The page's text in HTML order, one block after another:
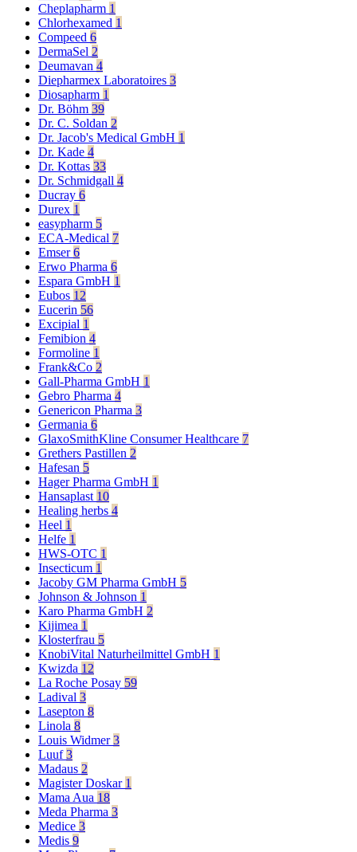
Cheplapharm 1
Chlorhexamed 1
Compeed 6
DermaSel 2
Deumavan 4
Diepharmex Laboratoires 3
Diosapharm 1
Dr. Böhm 39
Dr. C. Soldan 2
Dr. Jacob's Medical GmbH 1
Dr. Kade 4
Dr. Kottas 33
Dr. Schmidgall 4
Ducray 6
Durex 1
easypharm 5
ECA-Medical 7
Emser6
Erwo Pharma 6
Espara GmbH 1
Eubos 12
Eucerin 56
Excipial 1
Femibion 4
Formoline 1
Frank&Co 2
Gall-Pharma GmbH 1
Gebro Pharma 4
Genericon Pharma 3
Germania 6
GlaxoSmithKline Consumer Healthcare 7
Grethers Pastillen 2
Hafesan 5
Hager Pharma GmbH 1
Hansaplast 10
Healing herbs 4
Heel 1
Helfe 1
HWS-OTC 1
Insecticum 1
Jacoby GM Pharma GmbH 5
Johnson & Johnson 1
Karo Pharma GmbH 2
Kijimea 1
Klosterfrau 5
KnobiVital Naturheilmittel GmbH 1
Kwizda 12
La Roche Posay 59
Ladival 3
Lasepton 8
Linola 8
Louis Widmer3
Luuf3
Madaus 2
Magister Doskar 1
Mama Aua 18
Meda Pharma 3
Medice 3
Medis 9